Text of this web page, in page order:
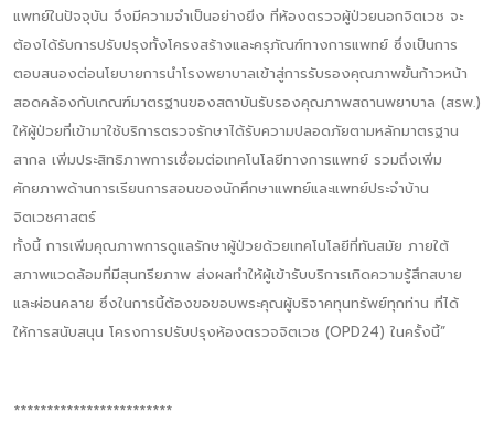
แพทย์ในปัจจุบัน จึงมีความจำเป็นอย่างยิ่ง ที่ห้องตรวจผู้ป่วยนอกจิตเวช จะ
ต้องได้รับการปรับปรุงทั้งโครงสร้างและครุภัณฑ์ทางการแพทย์ ซึ่งเป็นการ
ตอบสนองต่อนโยบายการนำโรงพยาบาลเข้าสู่การรับรองคุณภาพขั้นก้าวหน้า
สอดคล้องกับเกณฑ์มาตรฐานของสถาบันรับรองคุณภาพสถานพยาบาล (สรพ.)
ให้ผู้ป่วยที่เข้ามาใช้บริการตรวจรักษาได้รับความปลอดภัยตามหลักมาตรฐาน
สากล เพิ่มประสิทธิภาพการเชื่อมต่อเทคโนโลยีทางการแพทย์ รวมถึงเพิ่ม
ศักยภาพด้านการเรียนการสอนของนักศึกษาแพทย์และแพทย์ประจำบ้าน
จิตเวชศาสตร์
ทั้งนี้ การเพิ่มคุณภาพการดูแลรักษาผู้ป่วยด้วยเทคโนโลยีที่ทันสมัย ภายใต้
สภาพแวดล้อมที่มีสุนทรียภาพ ส่งผลทำให้ผู้เข้ารับบริการเกิดความรู้สึกสบาย
และผ่อนคลาย ซึ่งในการนี้ต้องขอขอบพระคุณผู้บริจาคทุนทรัพย์ทุกท่าน ที่ได้
ให้การสนับสนุน โครงการปรับปรุงห้องตรวจจิตเวช (OPD24) ในครั้งนี้”
************************